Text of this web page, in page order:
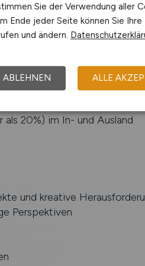
geprüfter Techniker in
etc.
und -dokumentation mit
20%) im In- und Ausland
und kreative
Perspektiven
Sie der Verwendung aller
Ende jeder Seite können Sie Ihre
und ändern.
ABLEHNEN ALLE